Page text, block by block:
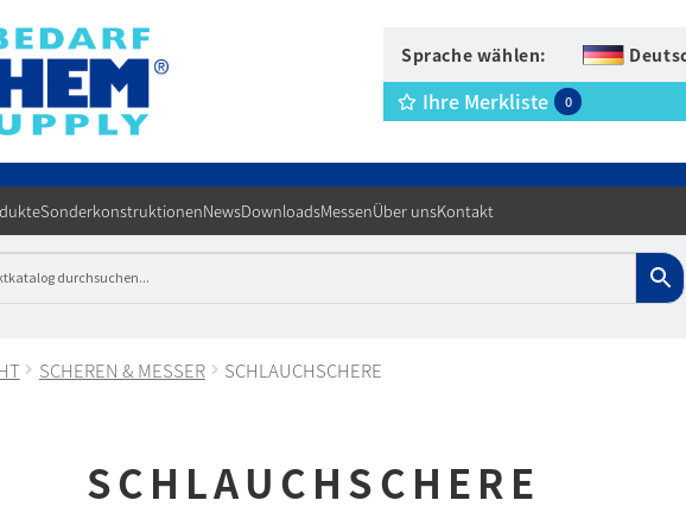
Sprache wählen:
Ihre Merkliste 0
SonderkonstruktionenNewsDownloadsMessenÜber unsKontakt
SCHEREN & MESSER SCHLAUCHSCHERE
SCHLAUCHSCHERE